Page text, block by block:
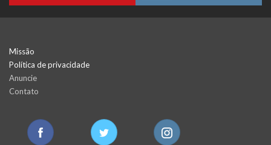
Missão
Política de privacidade
Anuncie
Contato